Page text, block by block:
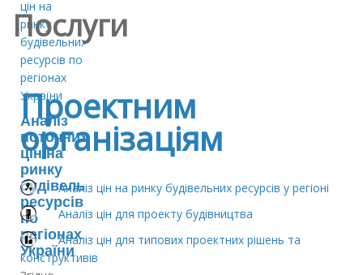
Аналіз
поточних
цін на
ринку
будівельних
ресурсів
по
регіонах
України
Послуги
Проектним
організаціям
Аналіз цін на ринку будівельних ресурсів у регіоні
Аналіз цін для проекту будівництва
Аналіз цін для типових проектних рішень та
конструктивів